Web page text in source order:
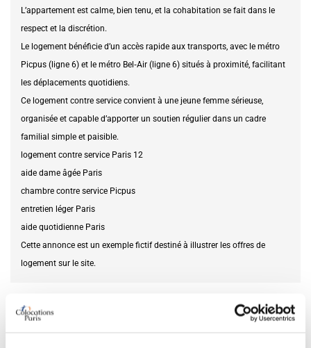
L’appartement est calme, bien tenu, et la cohabitation se fait dans le
respect et la discrétion.
Le logement bénéficie d’un accès rapide aux transports, avec le métro
Picpus (ligne 6) et le métro Bel‑Air (ligne 6) situés à proximité, facilitant
les déplacements quotidiens.
Ce logement contre service convient à une jeune femme sérieuse,
organisée et capable d’apporter un soutien régulier dans un cadre
familial simple et paisible.
logement contre service Paris 12
aide dame âgée Paris
chambre contre service Picpus
entretien léger Paris
aide quotidienne Paris
Cette annonce est un exemple fictif destiné à illustrer les offres de
logement sur le site.
Service recherché